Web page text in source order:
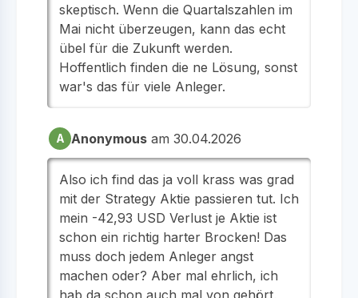
skeptisch. Wenn die Quartalszahlen im
Mai nicht überzeugen, kann das echt
übel für die Zukunft werden.
Hoffentlich finden die ne Lösung, sonst
war's das für viele Anleger.
A Anonymous am 30.04.2026
Also ich find das ja voll krass was grad
mit der Strategy Aktie passieren tut. Ich
mein -42,93 USD Verlust je Aktie ist
schon ein richtig harter Brocken! Das
muss doch jedem Anleger angst
machen oder? Aber mal ehrlich, ich
hab da schon auch mal von gehört,